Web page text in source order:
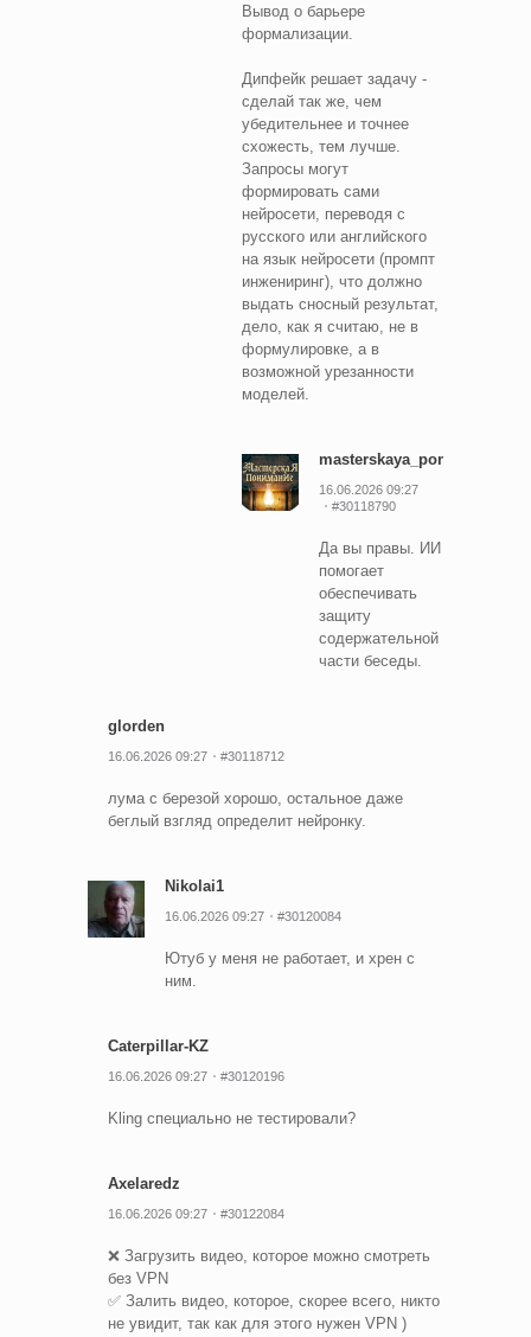
Вывод о барьере
формализации.
Дипфейк решает задачу -
сделай так же, чем
убедительнее и точнее
схожесть, тем лучше.
Запросы могут
формировать сами
нейросети, переводя с
русского или английского
на язык нейросети (промпт
инжениринг), что должно
выдать сносный результат,
дело, как я считаю, не в
формулировке, а в
возможной урезанности
моделей.
masterskaya_ponimania
16.06.2026 09:27
#30118790
Да вы правы. ИИ
помогает
обеспечивать
защиту
содержательной
части беседы.
glorden
16.06.2026 09:27 #30118712
лума с березой хорошо, остальное даже
беглый взгляд определит нейронку.
Nikolai1
16.06.2026 09:27 #30120084
Ютуб у меня не работает, и хрен с
ним.
Caterpillar-KZ
16.06.2026 09:27 #30120196
Kling специально не тестировали?
Axelaredz
16.06.2026 09:27 #30122084
❌ Загрузить видео, которое можно смотреть
без VPN
✅ Залить видео, которое, скорее всего, никто
не увидит, так как для этого нужен VPN )